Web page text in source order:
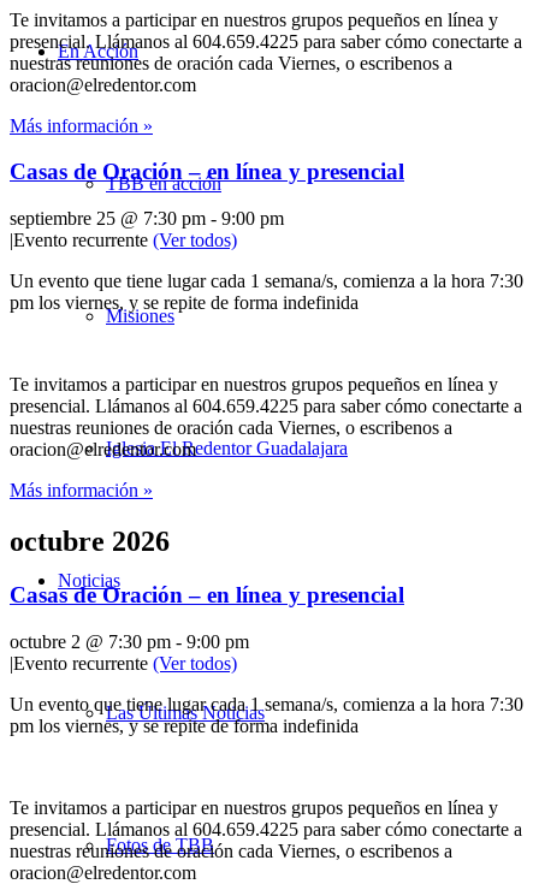
En Acción
TBB en acción
Misiones
Iglesia El Redentor Guadalajara
Noticias
Las Últimas Noticias
Fotos de TBB
Te invitamos a participar en nuestros grupos pequeños en línea y
presencial. Llámanos al 604.659.4225 para saber cómo conectarte a
nuestras reuniones de oración cada Viernes, o escribenos a
oracion@elredentor.com
Más información »
Casas de Oración – en línea y presencial
septiembre 25 @ 7:30 pm - 9:00 pm
|Evento recurrente (Ver todos)
Un evento que tiene lugar cada 1 semana/s, comienza a la hora 7:30
pm los viernes, y se repite de forma indefinida
Te invitamos a participar en nuestros grupos pequeños en línea y
presencial. Llámanos al 604.659.4225 para saber cómo conectarte a
nuestras reuniones de oración cada Viernes, o escribenos a
oracion@elredentor.com
Más información »
octubre 2026
Casas de Oración – en línea y presencial
octubre 2 @ 7:30 pm - 9:00 pm
|Evento recurrente (Ver todos)
Un evento que tiene lugar cada 1 semana/s, comienza a la hora 7:30
pm los viernes, y se repite de forma indefinida
Te invitamos a participar en nuestros grupos pequeños en línea y
presencial. Llámanos al 604.659.4225 para saber cómo conectarte a
nuestras reuniones de oración cada Viernes, o escribenos a
oracion@elredentor.com